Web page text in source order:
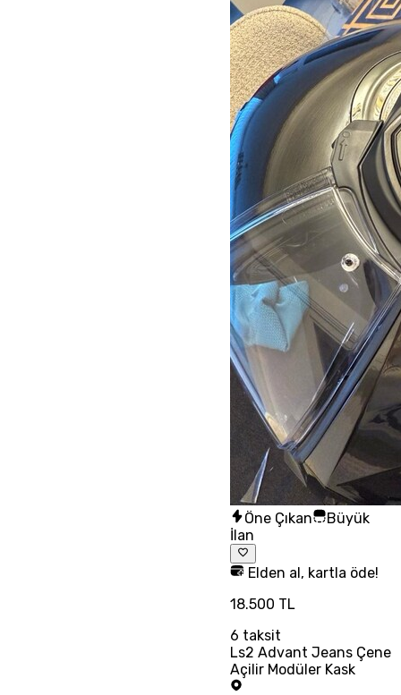
Öne Çıkan
Büyük
İlan
Elden al, kartla öde!
18.500 TL
6 taksit
Ls2 Advant Jeans Çene
Açilir Modüler Kask